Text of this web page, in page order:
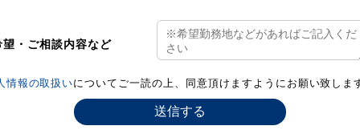
望・ご相談内容など
情報の取扱いについてご一読の上、同意頂けますようにお願い致しま